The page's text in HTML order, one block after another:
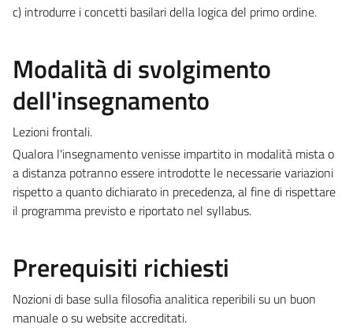
c) introdurre i concetti basilari della logica del primo ordine.
Modalità di svolgimento
dell'insegnamento
Lezioni frontali.
Qualora l'insegnamento venisse impartito in modalità mista o
a distanza potranno essere introdotte le necessarie variazioni
rispetto a quanto dichiarato in precedenza, al fine di rispettare
il programma previsto e riportato nel syllabus.
Prerequisiti richiesti
Nozioni di base sulla filosofia analitica reperibili su un buon
manuale o su website accreditati.